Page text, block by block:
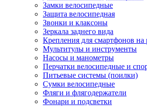
Замки велосипедные
Защита велосипедная
Звонки и клаксоны
Зеркала заднего вида
Крепления для смартфонов на
Мультитулы и инструменты
Насосы и манометры
Перчатки велосипедные и
Питьевые системы (поилки)
Сумки велосипедные
Фляги и флягодержатели
Фонари и подсветки